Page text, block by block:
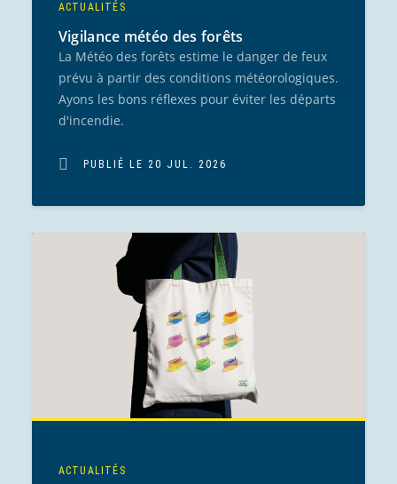
ACTUALITÉS
Vigilance météo des forêts
La Météo des forêts estime le danger de feux
prévu à partir des conditions météorologiques.
Ayons les bons réflexes pour éviter les départs
d'incendie.
PUBLIÉ LE 20 JUL. 2026
ACTUALITÉS